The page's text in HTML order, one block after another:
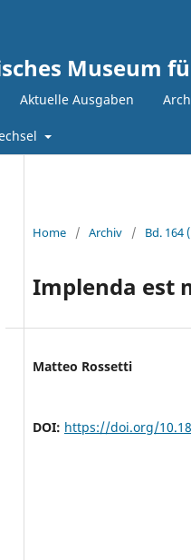
Museum
Aktuelle Ausgaben
Home / Archiv / Bd. 164
Implenda est
Matteo Rossetti
DOI: https://doi.org/